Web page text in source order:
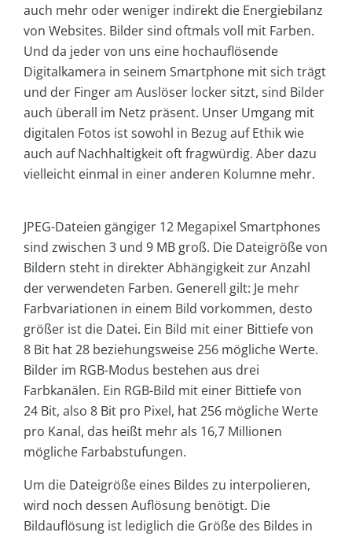
auch mehr oder weniger indirekt die Energiebilanz
von Websites. Bilder sind oftmals voll mit Farben.
Und da jeder von uns eine hochauflösende
Digitalkamera in seinem Smartphone mit sich trägt
und der Finger am Auslöser locker sitzt, sind Bilder
auch überall im Netz präsent. Unser Umgang mit
digitalen Fotos ist sowohl in Bezug auf Ethik wie
auch auf Nachhaltigkeit oft fragwürdig. Aber dazu
vielleicht einmal in einer anderen Kolumne mehr.
JPEG-Dateien gängiger 12 Megapixel Smartphones
sind zwischen 3 und 9 MB groß. Die Dateigröße von
Bildern steht in direkter Abhängigkeit zur Anzahl
der verwendeten Farben. Generell gilt: Je mehr
Farbvariationen in einem Bild vorkommen, desto
größer ist die Datei. Ein Bild mit einer Bittiefe von
8 Bit hat 28 beziehungsweise 256 mögliche Werte.
Bilder im RGB-Modus bestehen aus drei
Farbkanälen. Ein RGB-Bild mit einer Bittiefe von
24 Bit, also 8 Bit pro Pixel, hat 256 mögliche Werte
pro Kanal, das heißt mehr als 16,7 Millionen
mögliche Farbabstufungen.
Um die Dateigröße eines Bildes zu interpolieren,
wird noch dessen Auflösung benötigt. Die
Bildauflösung ist lediglich die Größe des Bildes in